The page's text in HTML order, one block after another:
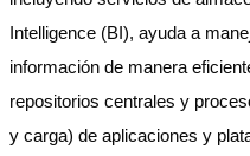
Intelligence (BI), ayuda a
información de manera
repositorios centrales y
y carga) de aplicaciones y